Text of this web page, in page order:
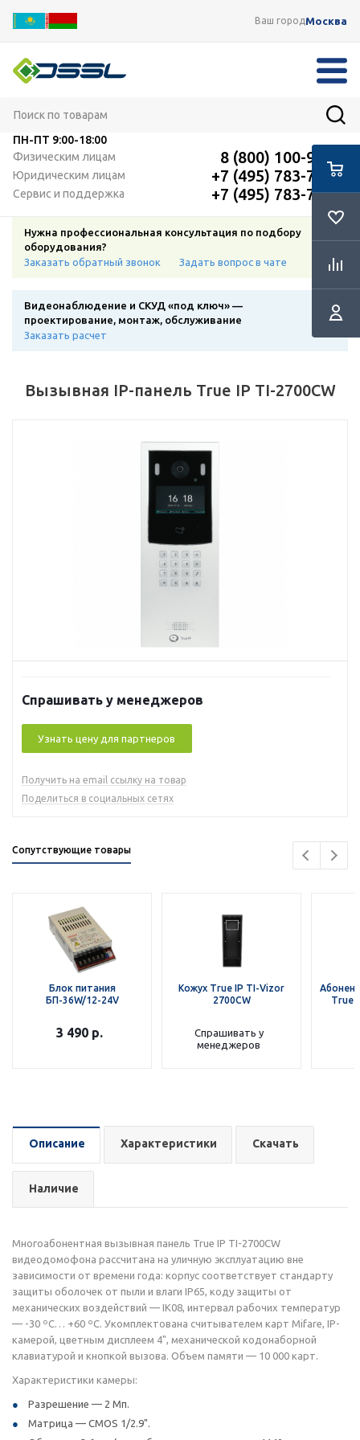
Ваш городМосква
ПН-ПТ 9:00-18:00
Физическим лицам
8 (800) 100-91-12
Юридическим лицам +7 (495) 783-72-87
Сервис и поддержка +7 (495) 783-72-87
Нужна профессиональная консультация по подбору
оборудования?
Заказать обратный звонок
Задать вопрос в чате
Видеонаблюдение и СКУД «под ключ» —
проектирование, монтаж, обслуживание
Заказать расчет
Вызывная IP-панель True IP TI-2700CW
Спрашивать у менеджеров
Узнать цену для партнеров
Получить на email ссылку на товар
Поделиться в социальных сетях
Сопутствующие товары
Блок питания
БП-36W/12-24V
3 490р.
Кожух True IP TI-Vizor
2700CW
Спрашивать у
менеджеров
True
Описание Характеристики Скачать
Наличие
Многоабонентная вызывная панель True IP TI-2700CW
видеодомофона рассчитана на уличную эксплуатацию вне
зависимости от времени года: корпус соответствует стандарту
защиты оболочек от пыли и влаги IP65, коду защиты от
механических воздействий — IK08, интервал рабочих температур
— -30 ºС… +60 ºС. Укомплектована считывателем карт Mifare, IP-
камерой, цветным дисплеем 4", механической кодонаборной
клавиатурой и кнопкой вызова. Объем памяти — 10 000 карт.
Характеристики камеры:
Разрешение — 2 Мп.
Матрица — CMOS 1/2.9".